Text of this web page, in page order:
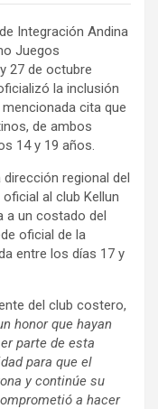
Integración Andina
Juegos
27 de octubre
la inclusión
cita que
de ambos
14 y 19 años.
regional del
al club Kellun
a un costado del
oficial de la
entre los días 17 y
del club costero,
honor que hayan
parte de esta
para que el
y continúe su
a hacer